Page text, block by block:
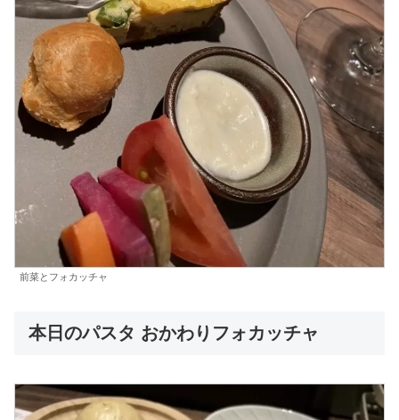
前菜とフォカッチャ
本日のパスタ おかわりフォカッチャ